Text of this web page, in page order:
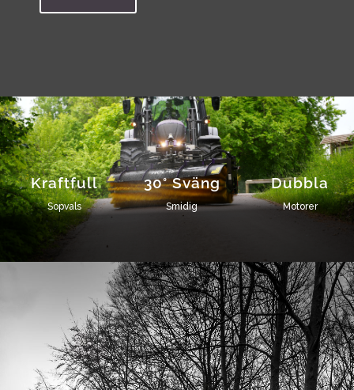
Kraftfull
Sopvals
30° Sväng
Smidig
Dubbla
Motorer